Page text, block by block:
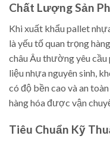
Chất Lượng Sản
Khi xuất khẩu pallet
là yếu tố quan trọng
châu Âu thường yêu
liệu nhựa nguyên sinh,
có độ bền cao và an
hàng hóa được vận
Tiêu Chuẩn Kỹ